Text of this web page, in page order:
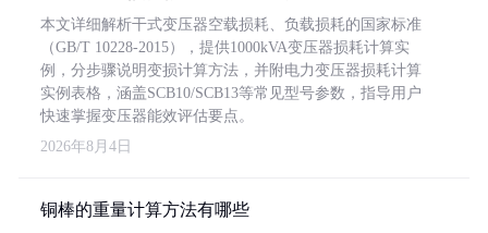
本文详细解析干式变压器空载损耗、负载损耗的国家标准
（GB/T 10228-2015），提供1000kVA变压器损耗计算实
例，分步骤说明变损计算方法，并附电力变压器损耗计算
实例表格，涵盖SCB10/SCB13等常见型号参数，指导用户
快速掌握变压器能效评估要点。
2026年8月4日
铜棒的重量计算方法有哪些